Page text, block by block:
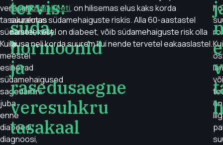
veresuhkru
tasakaalutus
südametervist.
Kuigi
meestel
esinevad
südamehaigused
sagedamini
juba
enne
diabeedi
diagnoosi,
tervis:
süda,
hormoonid
ja
rasedusaegne
veresuhkru
tasakaal
rasedusdiabeeti, on hilisemas elus kaks korda
suuremas südamehaiguste riskis. Alla 60-aastastel
naistel, kellel on diabeet, võib südamehaiguste risk olla
lausa neli korda suurem kui nende tervetel eakaaslastel.Kui
või
on